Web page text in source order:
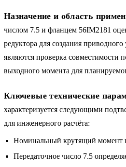
Назначение и область
числом 7.5 и фланцем 56IM2181
редуктора для создания
являются проверка совместимости
выходного момента для
Ключевые технические
характеризуется следующими
для инженерного расчёта:
Номинальный крутящий момент
Передаточное число 7.5